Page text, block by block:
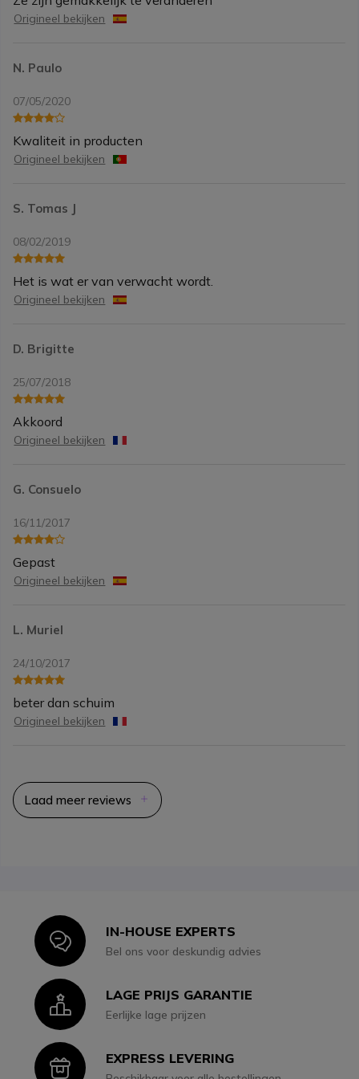
Origineel bekijken
N. Paulo
07/05/2020
Kwaliteit in producten
Origineel bekijken
S. Tomas J
08/02/2019
Het is wat er van verwacht wordt.
Origineel bekijken
D. Brigitte
25/07/2018
Akkoord
Origineel bekijken
G. Consuelo
16/11/2017
Gepast
Origineel bekijken
L. Muriel
24/10/2017
beter dan schuim
Origineel bekijken
Laad meer reviews
IconIN-HOUSE EXPERTS
Bel ons voor deskundig advies
IconLAGE PRIJS GARANTIE
Eerlijke lage prijzen
IconEXPRESS LEVERING